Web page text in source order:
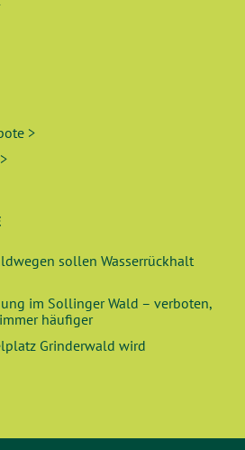
>
sollen Wasserrückhalt
im Sollinger Wald – verboten,
häufiger
Grinderwald wird